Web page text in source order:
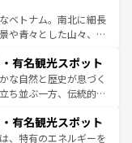
いる。夜には、韓国な
。あたたかいホスピタ
、新着の韓国情報はコンテンツ一
ベトナム。南北に細長
や青々とした山々、世
ノイの古い町並みやホ
物も、独特の雰囲気を
の豊かさとおいしさで
ムコーヒーなどは、ぜ
れてもあたたかい人々
有名観光スポット
な自然と歴史が息づく
ち並ぶ一方、伝統的な
ェンマイなどの山岳地
ケットやクラビの美し
有名観光スポット
、特有のエネルギーを